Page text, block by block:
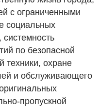
с ограниченными
социальных
системность
по безопасной
техники, охране
и обслуживающего
пропускной